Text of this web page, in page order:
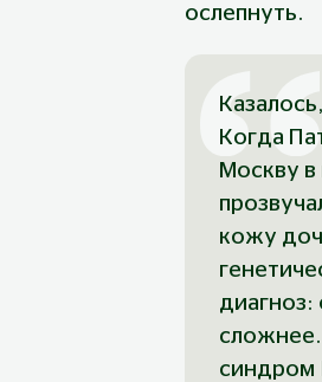
ослепнуть.
Когда
Москву
кожу
диагноз:
сложнее.
синдром